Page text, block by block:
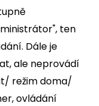
ten
Dále je
ale neprovádí
režim doma/
ovládání